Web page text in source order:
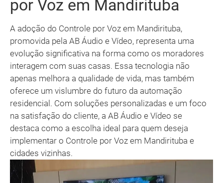
por Voz em Mandirituba
A adoção do Controle por Voz em Mandirituba,
promovida pela AB Áudio e Vídeo, representa uma
evolução significativa na forma como os moradores
interagem com suas casas. Essa tecnologia não
apenas melhora a qualidade de vida, mas também
oferece um vislumbre do futuro da automação
residencial. Com soluções personalizadas e um foco
na satisfação do cliente, a AB Áudio e Vídeo se
destaca como a escolha ideal para quem deseja
implementar o Controle por Voz em Mandirituba e
cidades vizinhas.